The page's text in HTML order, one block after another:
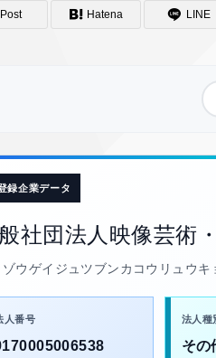
Post Hatena LINE
録企業データ
社団法人映像芸術
ゾウゲイジュツブンカコウリュウキ
人番号 法人種
その